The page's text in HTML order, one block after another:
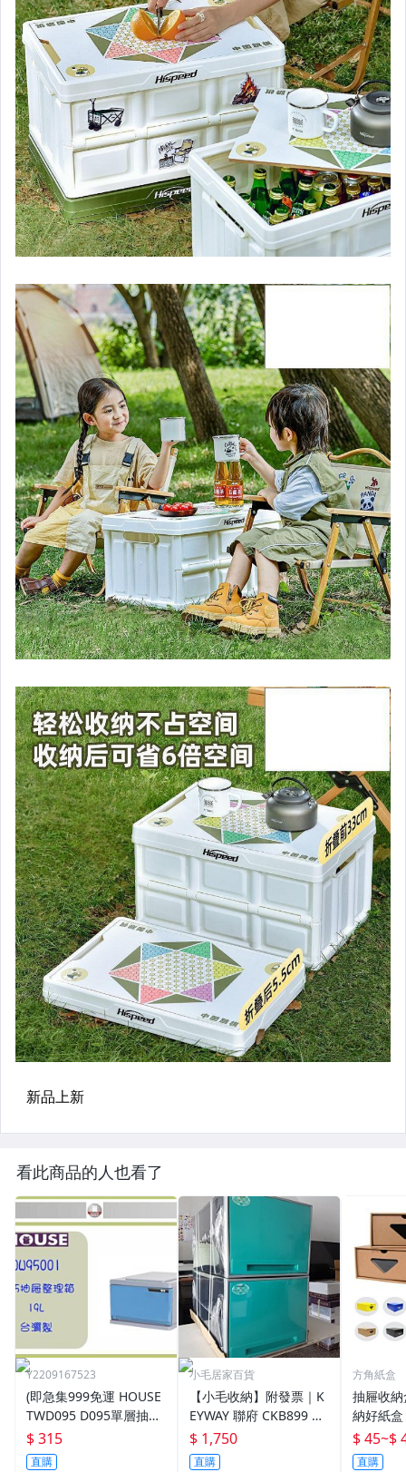
看此商品的人也看了
Y2209167523
(即急集999免運 HOUSE
TWD095 D095單層抽屜
整理箱(新版)/ 收納箱 /
收納盒/置物箱/分類箱
$ 315
直購
小毛居家百貨
【小毛收納】附發票｜K
EYWAY 聯府 CKB899 單
層櫃整理箱 3入｜台灣製
衣物收納箱 衣服置物櫃
$ 1,750
直購
方角紙盒
抽屜收
納好紙
盒，收
分類盒
$ 45~$
直購